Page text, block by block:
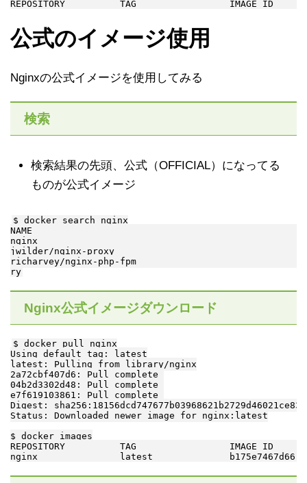
公式のイメージ使用
Nginxの公式イメージを使用してみる
検索
検索結果の先頭、公式（OFFICIAL）になってる
ものが公式イメージ
$ docker search nginx
NAME
nginx
jwilder/nginx-proxy
richarvey/nginx-php-fpm
Nginx公式イメージダウンロード
$ docker pull nginx
Using default tag: latest
latest: Pulling from library/nginx
2a72cbf407d6: Pull complete
04b2d3302d48: Pull complete
e7f619103861: Pull complete
Digest:
Status: Downloaded newer image for nginx:latest
$ docker images
REPOSITORY          TAG                 IMAGE ID